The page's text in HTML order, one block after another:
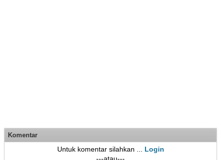
Komentar
Untuk komentar silahkan ... Login